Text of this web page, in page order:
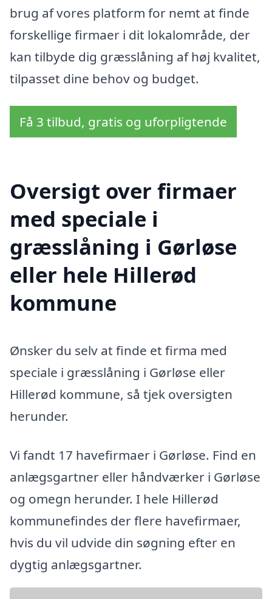
brug af vores platform for nemt at finde
forskellige firmaer i dit lokalområde, der
kan tilbyde dig græsslåning af høj kvalitet,
tilpasset dine behov og budget.
Få 3 tilbud, gratis og uforpligtende
Oversigt over firmaer
med speciale i
græsslåning i Gørløse
eller hele Hillerød
kommune
Ønsker du selv at finde et firma med
speciale i græsslåning i Gørløse eller
Hillerød kommune, så tjek oversigten
herunder.
Vi fandt 17 havefirmaer i Gørløse. Find en
anlægsgartner eller håndværker i Gørløse
og omegn herunder. I hele Hillerød
kommunefindes der flere havefirmaer,
hvis du vil udvide din søgning efter en
dygtig anlægsgartner.